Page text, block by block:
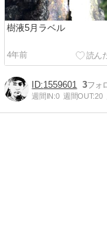
樹液5月ラベル
4年前
1559601 3
週間IN:0 週間OUT:20